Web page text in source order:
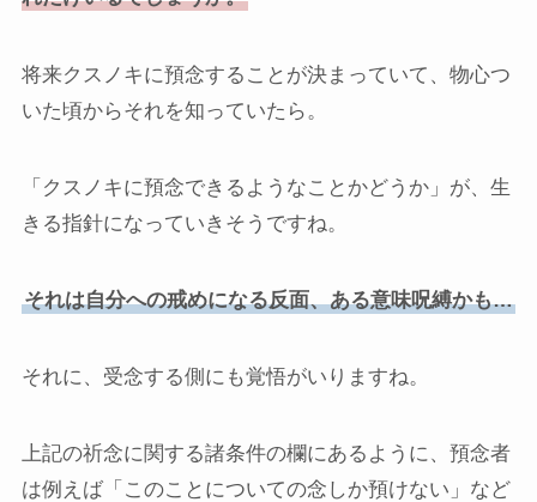
将来クスノキに預念することが決まっていて、物心つ
いた頃からそれを知っていたら。
「クスノキに預念できるようなことかどうか」が、生
きる指針になっていきそうですね。
それは自分への戒めになる反面、ある意味呪縛かも…
それに、受念する側にも覚悟がいりますね。
上記の祈念に関する諸条件の欄にあるように、預念者
は例えば「このことについての念しか預けない」など